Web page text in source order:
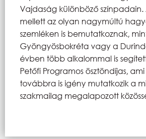
Vajdaság különböző színpadain.
mellett az olyan nagymúltú
szemléken is bemutatkoznak,
Gyöngyösbokréta vagy a
évben több alkalommal is
Petőfi Programos ösztöndíjas,
továbbra is igény mutatkozik a
szakmailag megalapozott